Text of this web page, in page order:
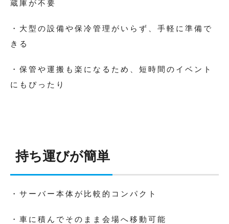
蔵庫が不要
・大型の設備や保冷管理がいらず、手軽に準備で
きる
・保管や運搬も楽になるため、短時間のイベント
にもぴったり
持ち運びが簡単
・サーバー本体が比較的コンパクト
・車に積んでそのまま会場へ移動可能